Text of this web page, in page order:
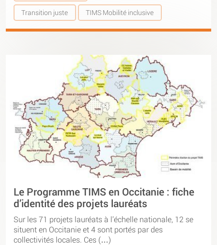
Transition juste TIMS Mobilité inclusive
Le Programme TIMS en Occitanie : fiche
d’identité des projets lauréats
Sur les 71 projets lauréats à l’échelle nationale, 12 se
situent en Occitanie et 4 sont portés par des
collectivités locales. Ces (…)